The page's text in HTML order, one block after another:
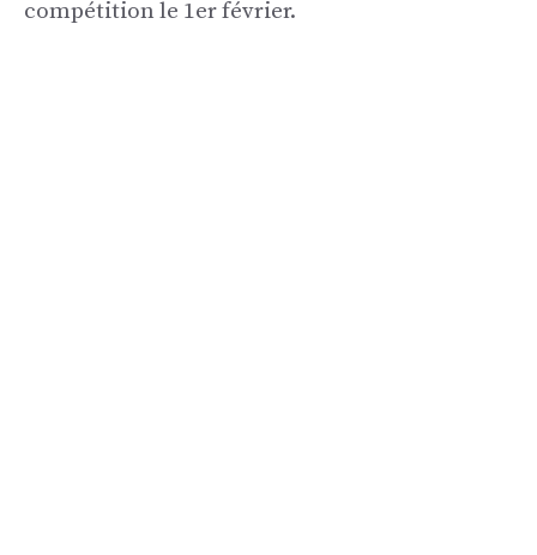
compétition le 1er février.